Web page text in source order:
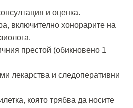
и оценка.
включително хонорарите на
престой (обикновено 1
лекарства и следоперативни
която трябва да носите